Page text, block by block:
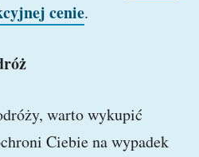
cenie.
warto wykupić
Ciebie na wypadek